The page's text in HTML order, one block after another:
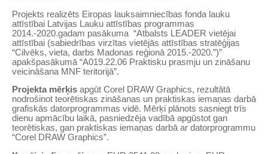
Projekts realizēts Eiropas lauksaimniecības fonda lauku
attīstībai Latvijas Lauku attīstības programmas
2014.-2020.gadam pasākuma “Atbalsts LEADER vietējai
attīstībai (sabiedrības virzītas vietējās attīstības stratēģijas
“Cilvēks, vieta, darbs Madonas reģionā 2015.-2020.”)”
apakšpasākumā “A019.22.06 Praktisku prasmju un zināšanu
veicināšana MNF teritorijā”.
Projekta mērķis apgūt Corel DRAW Graphics, rezultātā
nodrošinot teorētiskas zināšanas un praktiskas iemaņas darbā
grafiskās datorprogrammas vidē. Mērķi plānots sasniegt trīs
dienu apmācību laikā, pasniedzēja vadībā apgūstot gan
teorētiskas, gan praktiskas iemaņas darbā ar datorprogrammu
“Corel DRAW Graphics”.